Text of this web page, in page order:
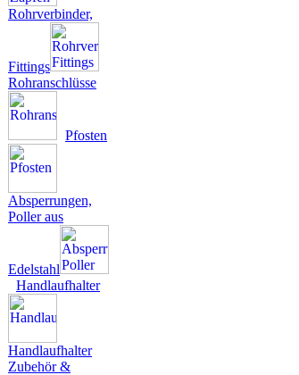
Rohrverbinder,
Fittings
Rohranschlüsse
Pfosten
Absperrungen,
Poller aus
Edelstahl
Handlaufhalter
Handlaufhalter
Zubehör &